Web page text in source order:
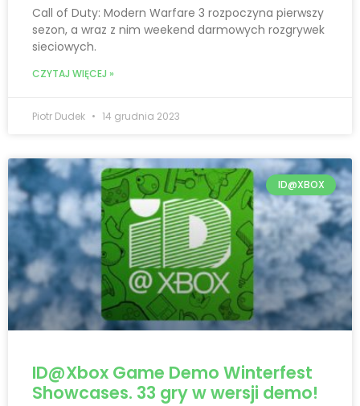
Call of Duty: Modern Warfare 3 rozpoczyna pierwszy
sezon, a wraz z nim weekend darmowych rozgrywek
sieciowych.
CZYTAJ WIĘCEJ »
Piotr Dudek 14 grudnia 2023
ID@XBOX
ID@Xbox Game Demo Winterfest
Showcases. 33 gry w wersji demo!